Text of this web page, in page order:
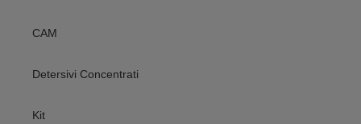
CAM
Detersivi Concentrati
Kit